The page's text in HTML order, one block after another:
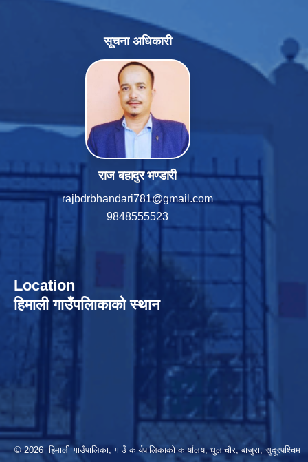
सूचना अधिकारी
राज बहादुर भण्डारी
rajbdrbhandari781@gmail.com
9848555523
Location
हिमाली गाउँपलािकाको स्थान
© 2026 हिमाली गाउँपालिका, गाउँ कार्यपालिकाकाे कार्यालय, धुलाचौर, बाजुरा, सुदूरपश्चिम